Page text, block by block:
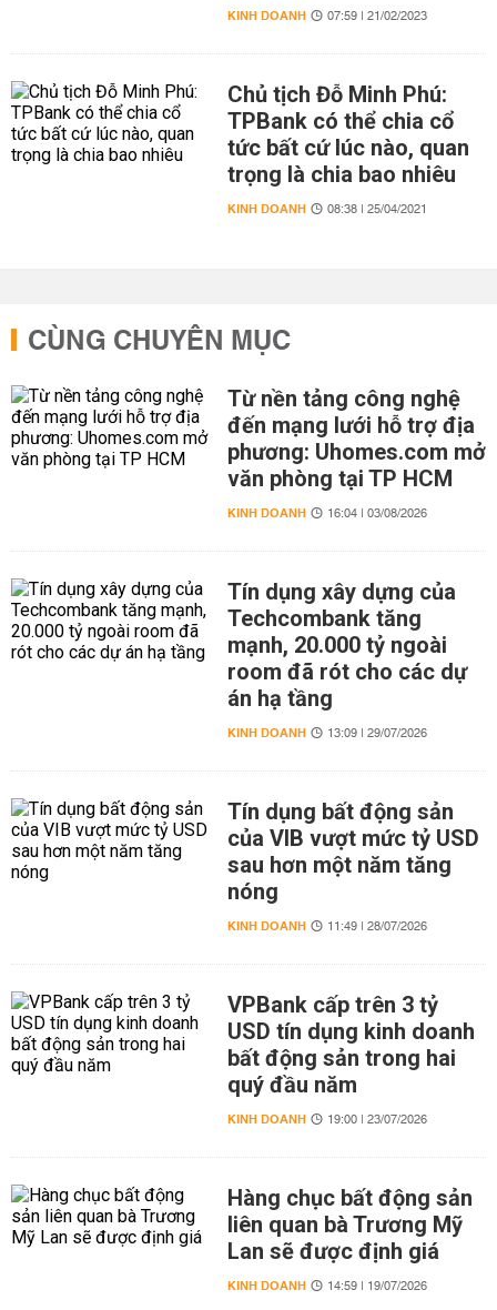
KINH DOANH 07:59 | 21/02/2023
Chủ tịch Đỗ Minh Phú:
TPBank có thể chia cổ
tức bất cứ lúc nào, quan
trọng là chia bao nhiêu
KINH DOANH 08:38 | 25/04/2021
CÙNG CHUYÊN MỤC
Từ nền tảng công nghệ
đến mạng lưới hỗ trợ địa
phương: Uhomes.com mở
văn phòng tại TP HCM
KINH DOANH 16:04 | 03/08/2026
Tín dụng xây dựng của
Techcombank tăng
mạnh, 20.000 tỷ ngoài
room đã rót cho các dự
án hạ tầng
KINH DOANH 13:09 | 29/07/2026
Tín dụng bất động sản
của VIB vượt mức tỷ USD
sau hơn một năm tăng
nóng
KINH DOANH 11:49 | 28/07/2026
VPBank cấp trên 3 tỷ
USD tín dụng kinh doanh
bất động sản trong hai
quý đầu năm
KINH DOANH 19:00 | 23/07/2026
Hàng chục bất động sản
liên quan bà Trương Mỹ
Lan sẽ được định giá
KINH DOANH 14:59 | 19/07/2026